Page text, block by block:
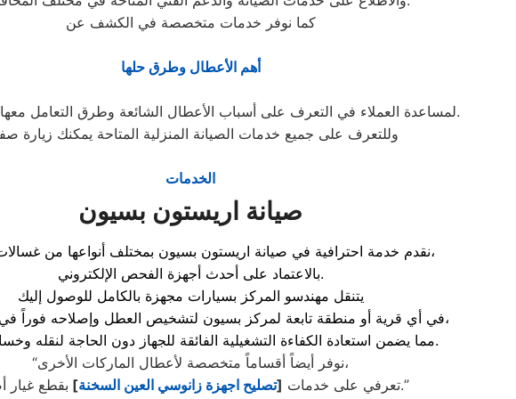
كما نوفر خدمات متخصصة في الكشف عن
أهم الأعطال وطرق حلها
لمساعدة العملاء في التعرف على أسباب الأعطال الشائعة وطرق التعامل معها بشكل صحيح.
وللتعرف على جميع خدمات الصيانة المنزلية المتاحة يمكنك زيارة
الخدمات
صيانة اريستون بسيون
نقدم خدمة احترافية في صيانة اريستون بسيون بمختلف أنواعها من غسالات، ثلاجات،
بالاعتماد على أحدث أجهزة الفحص الإلكتروني.
يتنقل مهندسو المركز بسيارات مجهزة بالكامل للوصول إليك
في أي قرية أو منطقة تابعة لمركز بسيون لتشخيص العطل وإصلاحه فوراً في نفس اليوم،
مما يضمن استعادة الكفاءة التشغيلية الفائقة للجهاز دون الحاجة لنقله وخسارة الوقت.
“نوفر أيضاً أقساماً متخصصة لأعطال الماركات الأخرى،
تعرفي على خدمات [تصليح اجهزة زانوسي العين السخنة] بقطع غيار أصلية.”